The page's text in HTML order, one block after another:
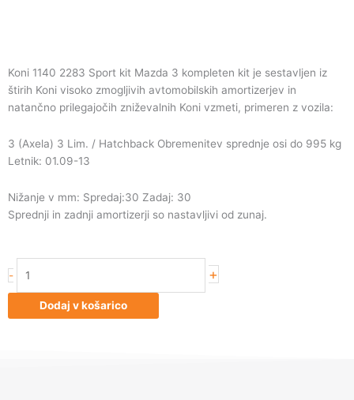
Koni 1140 2283 Sport kit Mazda 3 kompleten kit je sestavljen iz
štirih Koni visoko zmogljivih avtomobilskih amortizerjev in
natančno prilegajočih zniževalnih Koni vzmeti, primeren z vozila:
3 (Axela) 3 Lim. / Hatchback Obremenitev sprednje osi do 995 kg
Letnik: 01.09-13
Nižanje v mm: Spredaj:30 Zadaj: 30
Sprednji in zadnji amortizerji so nastavljivi od zunaj.
-
1140
2283
Sport
+
Dodaj v košarico